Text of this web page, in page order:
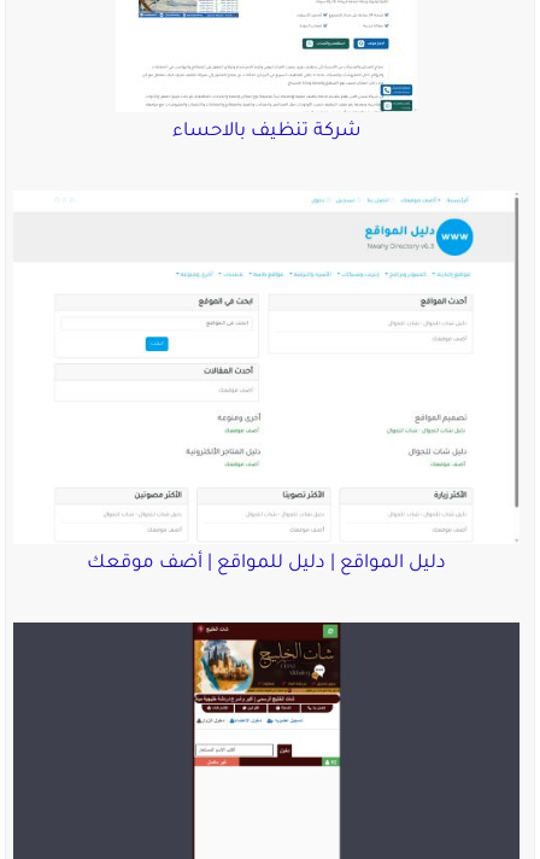
شركة تنظيف بالاحساء
دليل المواقع | دليل للمواقع | أضف موقعك